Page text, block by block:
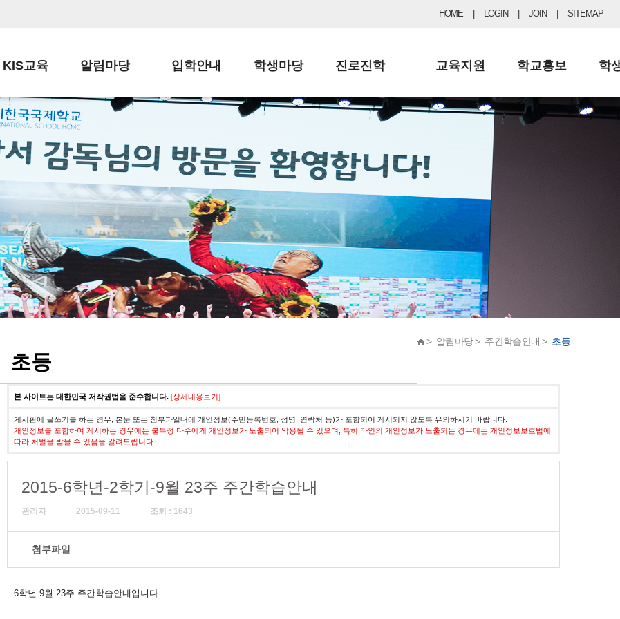
HOME LOGIN JOIN SITEMAP
KIS교육
교육목표
학사일정
일과시간표
성과평가자료
알림마당
공지사항
납부금 안내
스쿨버스 운행 안내
급식안내
서식자료실
학부모방
정기고사 기출문제
입학안내
전-편입 서류양식
입학금/수업료
교복구입안내
학생마당
학생생활규정
학교신문
자율진로동아리
유초등 소식지
진로진학
공지사항 및 입시자료
드림레터
교육지원
행정실
학교운영위원회
학교건축기금
학교홍보
보도자료
학
> 알림마당 > 주간학습안내 > 초등
초등
본 사이트는 대한민국 저작권법을 준수합니다. [상세내용보기]
게시판에 글쓰기를 하는 경우, 본문 또는 첨부파일내에 개인정보(주민등록번호, 성명, 연락처 등)가 포함되어 게시되지 않도록 유의하시기 바랍니다.
개인정보를 포함하여 게시하는 경우에는 불특정 다수에게 개인정보가 노출되어 악용될 수 있으며, 특히 타인의 개인정보가 노출되는 경우에는 개인정보보호법에
따라 처벌을 받을 수 있음을 알려드립니다.
2015-6학년-2학기-9월 23주 주간학습안내
관리자 2015-09-11 조회 : 1643
첨부파일
6학년 9월 23주 주간학습안내입니다